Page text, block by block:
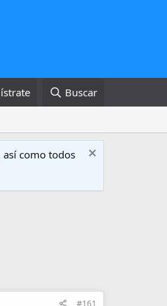
Buscar
como todos
#161